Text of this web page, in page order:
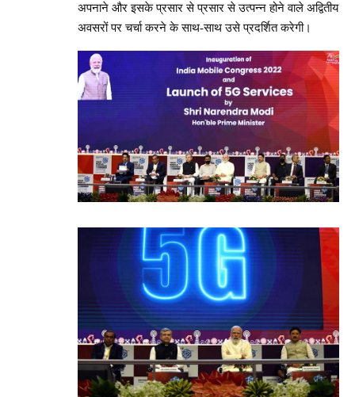
अपनाने और इसके प्रसार से प्रसार से उत्पन्न होने वाले अद्वितीय
अवसरों पर चर्चा करने के साथ-साथ उसे प्रदर्शित करेगी।